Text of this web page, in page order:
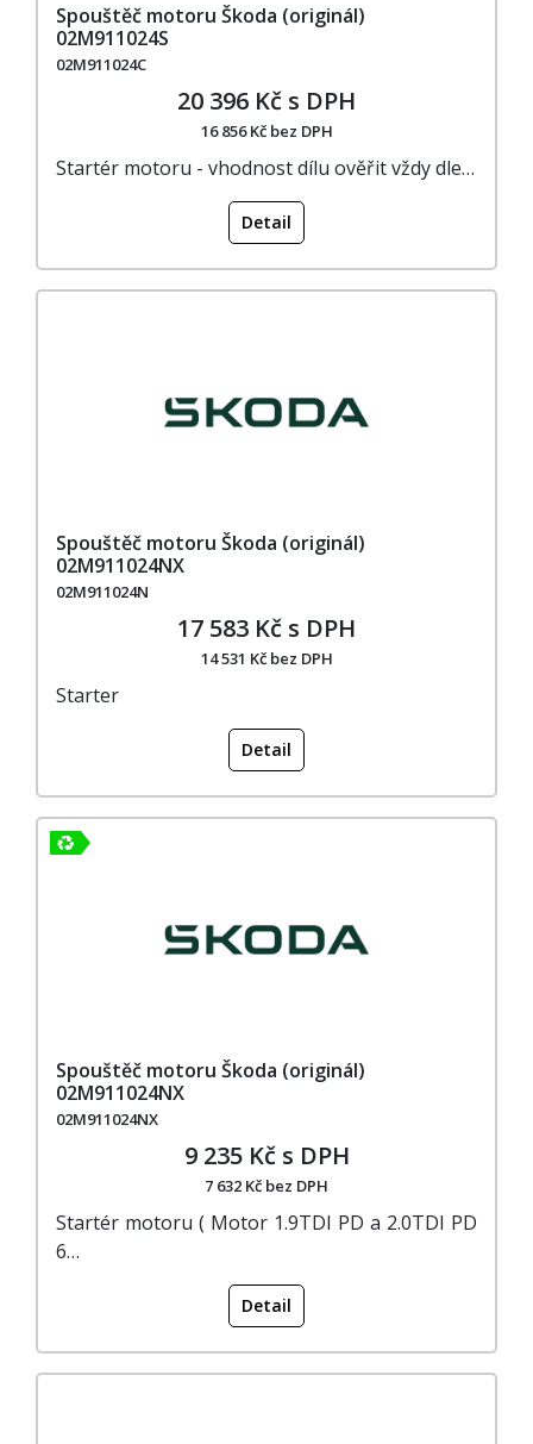
Spouštěč motoru Škoda (originál)
02M911024S
02M911024C
20 396 Kč s DPH
16 856 Kč bez DPH
Startér motoru - vhodnost dílu ověřit vždy dle…
Detail
Spouštěč motoru Škoda (originál)
02M911024NX
02M911024N
17 583 Kč s DPH
14 531 Kč bez DPH
Starter
Detail
Spouštěč motoru Škoda (originál)
02M911024NX
02M911024NX
9 235 Kč s DPH
7 632 Kč bez DPH
Startér motoru ( Motor 1.9TDI PD a 2.0TDI PD
6…
Detail